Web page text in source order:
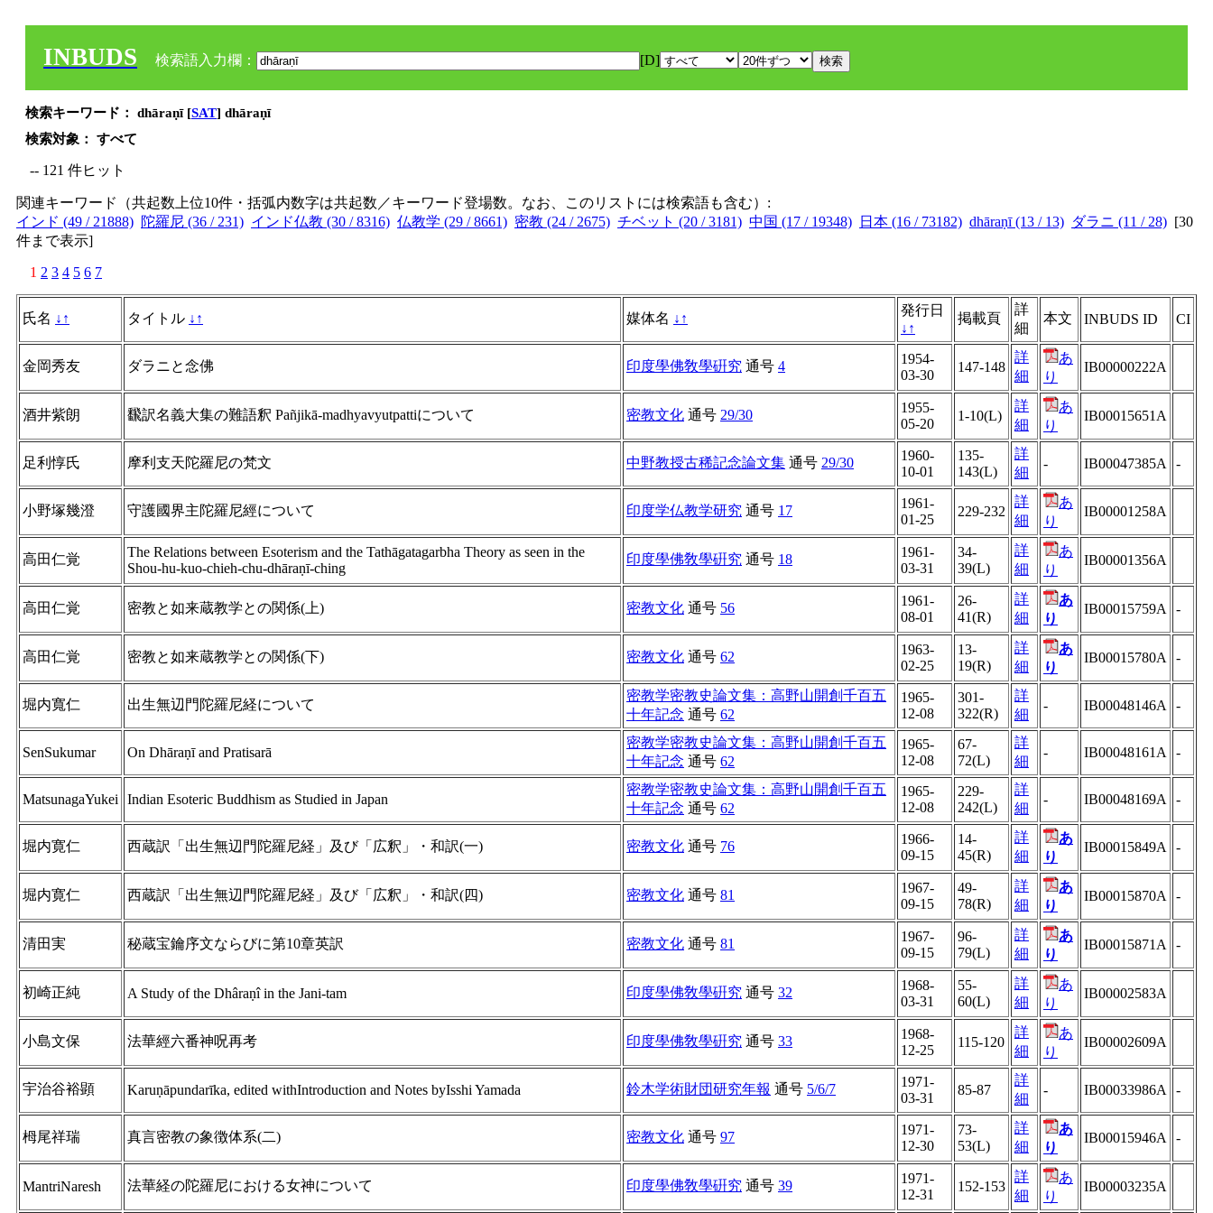
INBUDS 検索語入力欄： [D]
検索キーワード： dhāraṇī [SAT] dhāraṇī
検索対象： すべて
-- 121 件ヒット
関連キーワード（共起数上位10件・括弧内数字は共起数／キーワード登場数。なお、このリストには検索語も含む）:
インド (49 / 21888) 陀羅尼 (36 / 231) インド仏教 (30 / 8316) 仏教学 (29 / 8661) 密教 (24 / 2675) チベット (20 / 3181) 中国 (17 / 19348) 日本 (16 / 73182) dhāraṇī (13 / 13) ダラニ (11 / 28) [30
件まで表示]
1 2 3 4 5 6 7
氏名 ↓ ↑ タイトル ↓ ↑ 媒体名 ↓ ↑
発行日
↓ ↑
掲載頁
詳
細
本文 INBUDS ID CI
金岡秀友 ダラニと念佛 印度學佛敎學硏究 通号 4
1954-
03-30
147-148
詳
細
あ
り
IB00000222A
酒井紫朗 飜訳名義大集の難語釈 Pañjikā-madhyavyutpattiについて 密教文化 通号 29/30
1955-
05-20
1-10(L)
詳
細
あ
り
IB00015651A
足利惇氏 摩利支天陀羅尼の梵文 中野教授古稀記念論文集 通号 29/30
1960-
10-01
135-
143(L)
詳
細
- IB00047385A -
小野塚幾澄 守護國界主陀羅尼經について 印度学仏教学研究 通号 17
1961-
01-25
229-232
詳
細
あ
り
IB00001258A
高田仁覚
The Relations between Esoterism and the Tathāgatagarbha Theory as seen in the
Shou-hu-kuo-chieh-chu-dhāraṇī-ching
印度學佛敎學硏究 通号 18
1961-
03-31
34-
39(L)
詳
細
あ
り
IB00001356A
高田仁覚 密教と如来蔵教学との関係(上) 密教文化 通号 56
1961-
08-01
26-
41(R)
詳
細
あ
り
IB00015759A -
高田仁覚 密教と如来蔵教学との関係(下) 密教文化 通号 62
1963-
02-25
13-
19(R)
詳
細
あ
り
IB00015780A -
堀内寬仁 出生無辺門陀羅尼経について
密教学密教史論文集：高野山開創千百五
十年記念 通号 62
1965-
12-08
301-
322(R)
詳
細
- IB00048146A -
SenSukumar On Dhāraṇī and Pratisarā
密教学密教史論文集：高野山開創千百五
十年記念 通号 62
1965-
12-08
67-
72(L)
詳
細
- IB00048161A -
MatsunagaYukei Indian Esoteric Buddhism as Studied in Japan
密教学密教史論文集：高野山開創千百五
十年記念 通号 62
1965-
12-08
229-
242(L)
詳
細
- IB00048169A -
堀内寛仁 西蔵訳「出生無辺門陀羅尼経」及び「広釈」・和訳(一) 密教文化 通号 76
1966-
09-15
14-
45(R)
詳
細
あ
り
IB00015849A -
堀内寛仁 西蔵訳「出生無辺門陀羅尼経」及び「広釈」・和訳(四) 密教文化 通号 81
1967-
09-15
49-
78(R)
詳
細
あ
り
IB00015870A -
清田実 秘蔵宝鑰序文ならびに第10章英訳 密教文化 通号 81
1967-
09-15
96-
79(L)
詳
細
あ
り
IB00015871A -
初崎正純 A Study of the Dhâraṇî in the Jani-tam 印度學佛敎學硏究 通号 32
1968-
03-31
55-
60(L)
詳
細
あ
り
IB00002583A
小島文保 法華經六番神呪再考 印度學佛敎學硏究 通号 33
1968-
12-25
115-120
詳
細
あ
り
IB00002609A
宇治谷裕顕 Karuṇāpundarīka, edited withIntroduction and Notes byIsshi Yamada 鈴木学術財団研究年報 通号 5/6/7
1971-
03-31
85-87
詳
細
- IB00033986A -
栂尾祥瑞 真言密教の象徴体系(二) 密教文化 通号 97
1971-
12-30
73-
53(L)
詳
細
あ
り
IB00015946A -
MantriNaresh 法華経の陀羅尼における女神について 印度學佛敎學硏究 通号 39
1971-
12-31
152-153
詳
細
あ
り
IB00003235A